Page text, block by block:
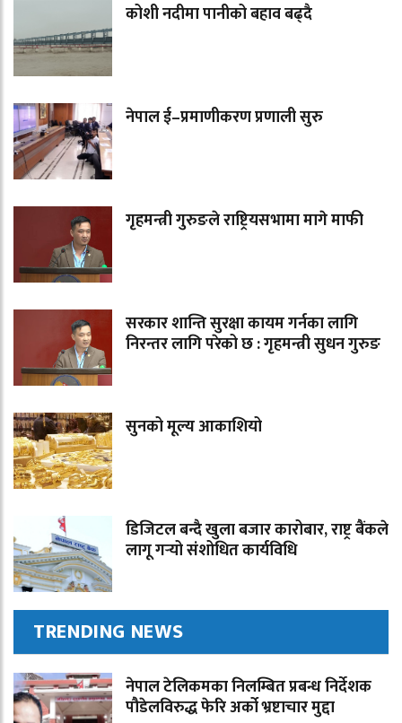
कोशी नदीमा पानीको बहाव बढ्दै
नेपाल ई–प्रमाणीकरण प्रणाली सुरु
गृहमन्त्री गुरुङले राष्ट्रियसभामा मागे माफी
सरकार शान्ति सुरक्षा कायम गर्नका लागि
निरन्तर लागि परेको छ : गृहमन्त्री सुधन गुरुङ
सुनको मूल्य आकाशियो
डिजिटल बन्दै खुला बजार कारोबार, राष्ट्र बैंकले
लागू गर्‍यो संशोधित कार्यविधि
TRENDING NEWS
नेपाल टेलिकमका निलम्बित प्रबन्ध निर्देशक
पौडेलविरुद्ध फेरि अर्को भ्रष्टाचार मुद्दा